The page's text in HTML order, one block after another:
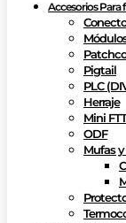
Accesorios Para
Pigtail
PLC
Herraje
Mini
ODF
Mufas